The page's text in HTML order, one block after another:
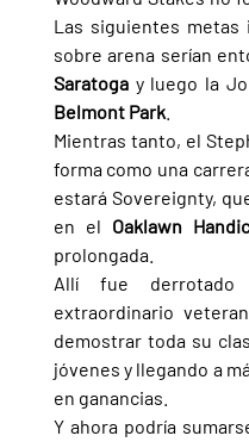
Las siguientes metas
Saratoga y luego la
Belmont Park.
Mientras tanto, el
forma como una
estará Sovereignty,
en el Oaklawn
prolongada.
Allí fue
extraordinario
demostrar toda su
jóvenes y llegando a
en ganancias.
Y ahora podría